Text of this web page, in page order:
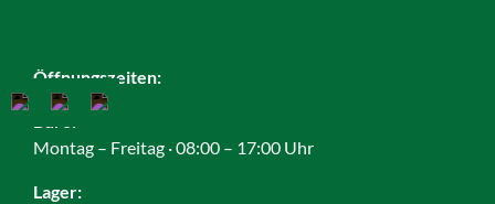
Öffnungszeiten:
Montag – Freitag · 08:00 – 17:00 Uhr
Lager: